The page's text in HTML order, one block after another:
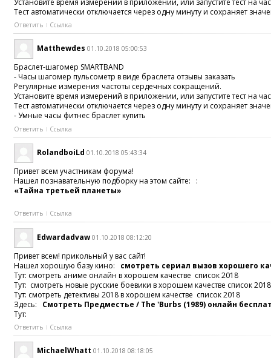
Установите время измерений в приложении, или запустите тест на
Тест автоматически отключается через одну минуту и сохраняет
Ответить Ссылка
Matthewdes 01.10.2018 05:00:53
Браслет-шагомер SMARTBAND
- Часы шагомер пульсометр в виде браслета отзывы заказать
Регулярные измерения частоты сердечных сокращений.
Установите время измерений в приложении, или запустите тест на
Тест автоматически отключается через одну минуту и сохраняет
- Умные часы фитнес браслет купить
Ответить Ссылка
RolandboiLd 01.10.2018 05:43:34
Привет всем участникам форума!
Нашел познавательную подборку на этом сайте: :
«Тайна третьей планеты»
Ответить Ссылка
Edwardadvaw 01.10.2018 08:12:20
Привет всем! прикольный у вас сайт!
Нашел хорошую базу кино:
смотреть сериал вызов хорошего
Тут: смотреть аниме онлайн в хорошем качестве список 2018
Тут: смотреть новые русские боевики в хорошем качестве список 2018
Тут: смотреть детективы 2018 в хорошем качестве список 2018
Здесь:
Смотреть Предместье / The 'Burbs (1989) онлайн
Тут:
Ответить Ссылка
MichaelWhatt 01.10.2018 08:18:05